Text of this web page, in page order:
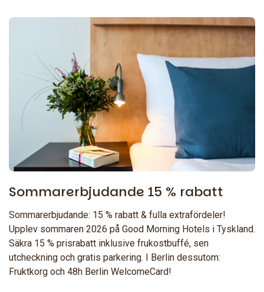
Sommarerbjudande 15 % rabatt
Sommarerbjudande: 15 % rabatt & fulla extrafördeler!
Upplev sommaren 2026 på Good Morning Hotels i Tyskland.
Säkra 15 % prisrabatt inklusive frukostbuffé, sen
utcheckning och gratis parkering. I Berlin dessutom:
Fruktkorg och 48h Berlin WelcomeCard!